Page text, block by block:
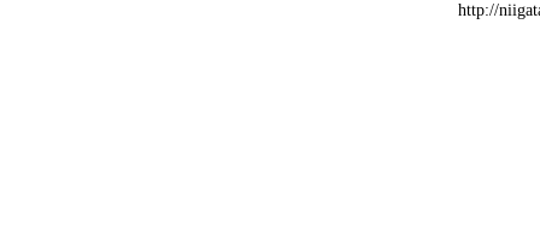
http://